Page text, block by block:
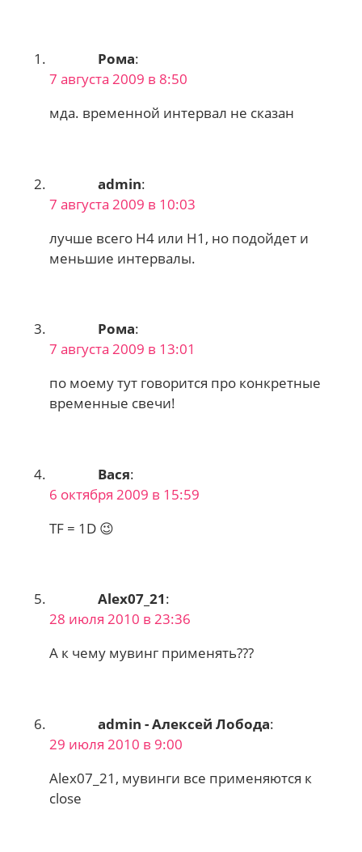
Рома:
7 августа 2009 в 8:50
мда. временной интервал не сказан
admin:
7 августа 2009 в 10:03
лучше всего H4 или H1, но подойдет и
меньшие интервалы.
Рома:
7 августа 2009 в 13:01
по моему тут говорится про конкретные
временные свечи!
Вася:
6 октября 2009 в 15:59
TF = 1D 😉
Alex07_21:
28 июля 2010 в 23:36
А к чему мувинг применять???
admin - Алексей Лобода:
29 июля 2010 в 9:00
Alex07_21, мувинги все применяются к
close